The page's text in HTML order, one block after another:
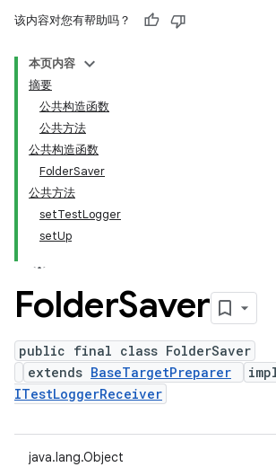
该内容对您有帮助吗？
本页内容
摘要
公共构造函数
公共方法
公共构造函数
FolderSaver
公共方法
setTestLogger
setUp
FolderSaver
public final class FolderSaver
extends BaseTargetPreparer
ITestLoggerReceiver
java.lang.Object